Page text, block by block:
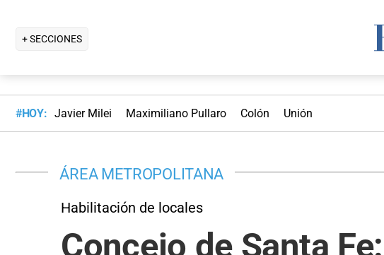
+ SECCIONES
#HOY: Javier Milei Maximiliano Pullaro Colón Unión
ÁREA METROPOLITANA
Habilitación de locales
Concejo de Santa